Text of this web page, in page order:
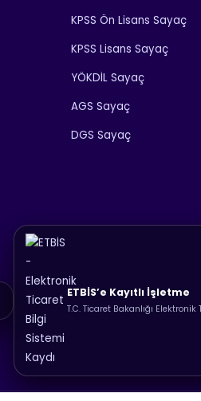
KPSS Ön Lisans Sayaç
KPSS Lisans Sayaç
YÖKDİL Sayaç
AGS Sayaç
DGS Sayaç
ETBİS’e Kayıtlı İşletme
T.C. Ticaret Bakanlığı